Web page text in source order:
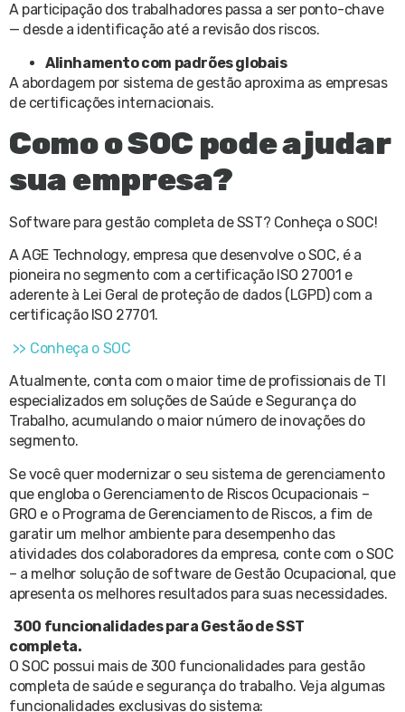
A participação dos trabalhadores passa a ser ponto-chave
— desde a identificação até a revisão dos riscos.
Alinhamento com padrões globais
A abordagem por sistema de gestão aproxima as empresas
de certificações internacionais.
Como o SOC pode ajudar
sua empresa?
Software para gestão completa de SST? Conheça o SOC!
A AGE Technology, empresa que desenvolve o SOC, é a
pioneira no segmento com a certificação ISO 27001 e
aderente à Lei Geral de proteção de dados (LGPD) com a
certificação ISO 27701.
>> Conheça o SOC
Atualmente, conta com o maior time de profissionais de TI
especializados em soluções de Saúde e Segurança do
Trabalho, acumulando o maior número de inovações do
segmento.
Se você quer modernizar o seu sistema de gerenciamento
que engloba o Gerenciamento de Riscos Ocupacionais –
GRO e o Programa de Gerenciamento de Riscos, a fim de
garatir um melhor ambiente para desempenho das
atividades dos colaboradores da empresa, conte com o SOC
– a melhor solução de software de Gestão Ocupacional, que
apresenta os melhores resultados para suas necessidades.
300 funcionalidades para Gestão de SST
completa.
O SOC possui mais de 300 funcionalidades para gestão
completa de saúde e segurança do trabalho. Veja algumas
funcionalidades exclusivas do sistema: